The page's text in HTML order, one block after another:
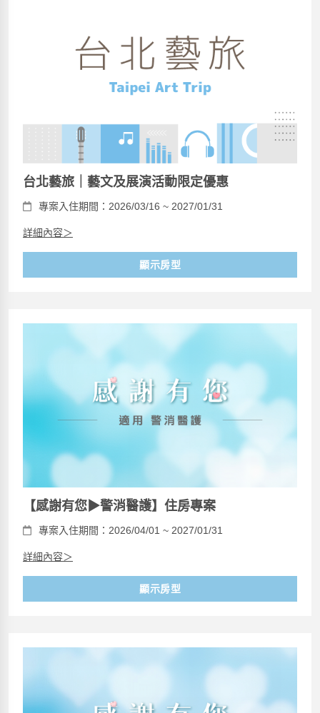
台北藝旅｜藝文及展演活動限定優惠
專案入住期間：2026/03/16 ~ 2027/01/31
詳細內容＞
顯示房型
【感謝有您▶警消醫護】住房專案
專案入住期間：2026/04/01 ~ 2027/01/31
詳細內容＞
顯示房型